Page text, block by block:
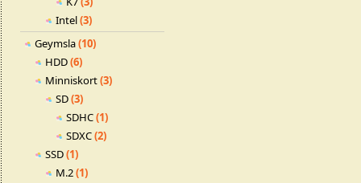
Intel(3)
Geymsla(10)
HDD(6)
Minniskort(3)
SD(3)
SDHC(1)
SDXC(2)
SSD(1)
M.2(1)